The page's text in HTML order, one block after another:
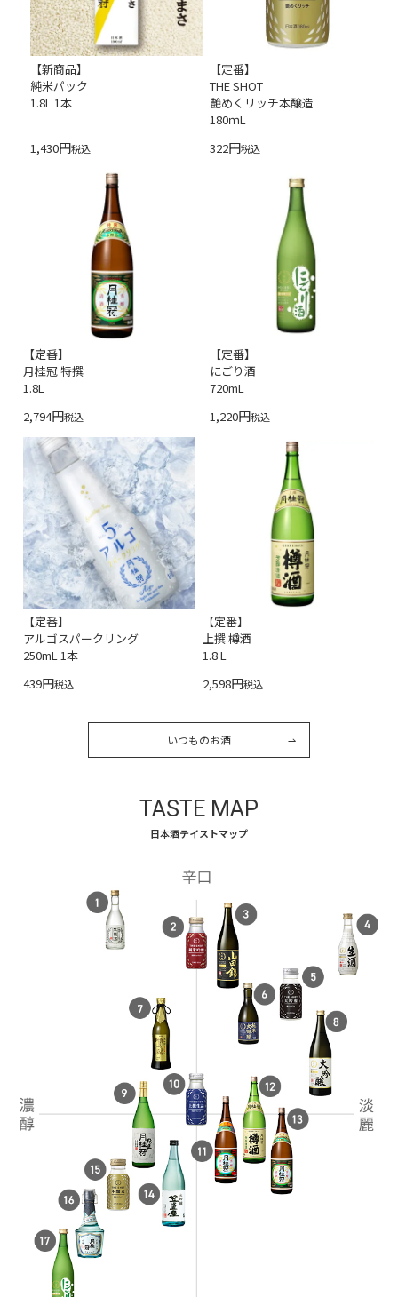
【新商品】
純米パック
1.8L 1本
1,430 税込
【定番】
THE SHOT
艶めくリッチ本醸造
180ｍL
322
税込
【定番】
月桂冠 特撰
1.8L
2,794
税込
【定番】
にごり酒
720mL
1,220
税込
【定番】
アルゴスパークリング
250mL 1本
439
税込
【定番】
上撰 樽酒
1.8 L
2,598
税込
いつものお酒
TASTE MAP
日本酒テイストマップ